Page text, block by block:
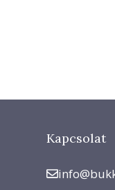
Kapcsolat